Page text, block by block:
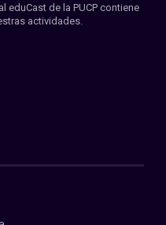
eduCast de la PUCP contiene
actividades.